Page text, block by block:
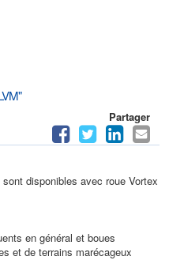
Partager
disponibles avec roue Vortex
en général et boues
et de terrains marécageux